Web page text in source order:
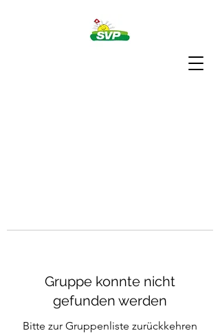
Gruppe konnte nicht
gefunden werden
Bitte zur Gruppenliste zurückkehren